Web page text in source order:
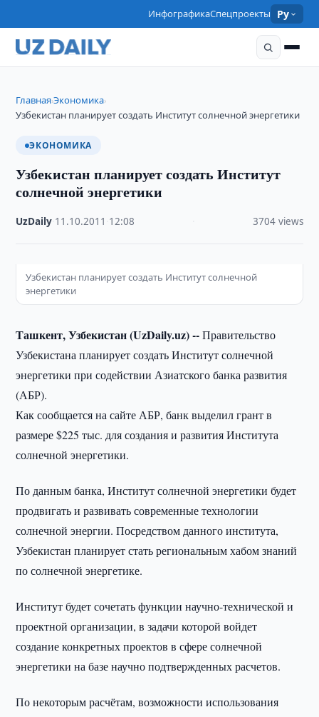
ИнфографикаСпецпроекты Ру
Главная›Экономика›
Узбекистан планирует создать Институт солнечной энергетики
ЭКОНОМИКА
Узбекистан планирует создать Институт
солнечной энергетики
UzDaily 11.10.2011 12:08 3704 views
Узбекистан планирует создать Институт солнечной
энергетики
Ташкент, Узбекистан (UzDaily.uz) --Правительство
Узбекистана планирует создать Институт солнечной
энергетики при содействии Азиатского банка развития
(АБР).
Как сообщается на сайте АБР, банк выделил грант в
размере $225 тыс. для создания и развития Института
солнечной энергетики.
По данным банка, Институт солнечной энергетики будет
продвигать и развивать современные технологии
солнечной энергии. Посредством данного института,
Узбекистан планирует стать региональным хабом знаний
по солнечной энергетике.
Институт будет сочетать функции научно-технической и
проектной организации, в задачи которой войдет
создание конкретных проектов в сфере солнечной
энергетики на базе научно подтвержденных расчетов.
По некоторым расчётам, возможности использования